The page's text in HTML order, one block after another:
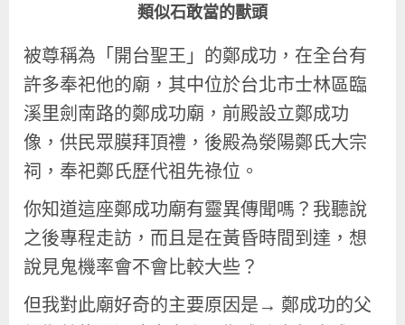
類似石敢當的獸頭
被尊稱為「開台聖王」的鄭成功，在全台有
許多奉祀他的廟，其中位於台北市士林區臨
溪里劍南路的鄭成功廟，前殿設立鄭成功
像，供民眾膜拜頂禮，後殿為滎陽鄭氏大宗
祠，奉祀鄭氏歷代祖先祿位。
你知道這座鄭成功廟有靈異傳聞嗎？我聽說
之後專程走訪，而且是在黃昏時間到達，想
說見鬼機率會不會比較大些？
但我對此廟好奇的主要原因是→ 鄭成功的父